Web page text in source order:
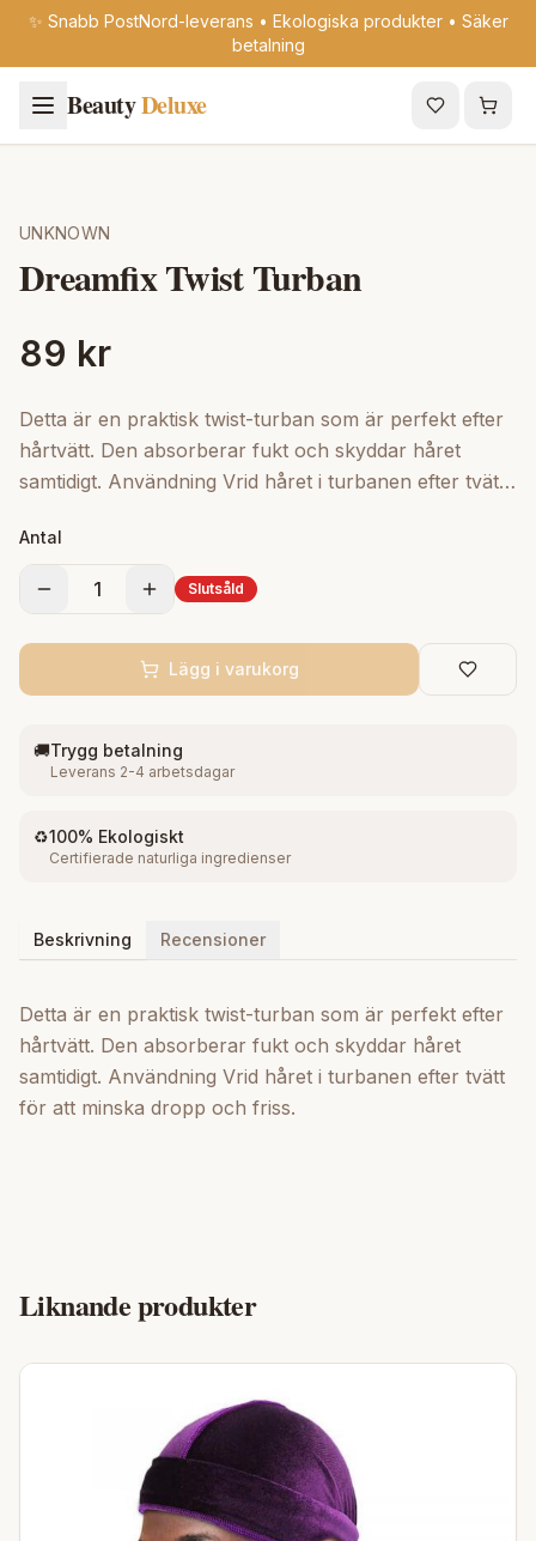
✨ Snabb PostNord-leverans • Ekologiska produkter • Säker
betalning
BeautyDeluxe
UNKNOWN
Dreamfix Twist Turban
89 kr
Detta är en praktisk twist-turban som är perfekt efter
hårtvätt. Den absorberar fukt och skyddar håret
samtidigt. Användning Vrid håret i turbanen efter tvätt
Antal
1 Slutsåld
Lägg i varukorg
🚚Trygg betalning
Leverans 2-4 arbetsdagar
♻️100% Ekologiskt
Certifierade naturliga ingredienser
Beskrivning Recensioner
Detta är en praktisk twist-turban som är perfekt efter
hårtvätt. Den absorberar fukt och skyddar håret
samtidigt. Användning Vrid håret i turbanen efter tvätt
för att minska dropp och friss.
Liknande produkter